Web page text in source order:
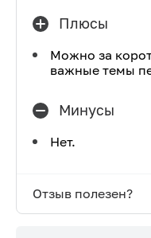
Плюсы
Можно за
важные темы
Минусы
Нет.
Отзыв полезен?